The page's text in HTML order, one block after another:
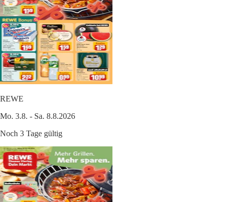
REWE
Mo. 3.8. - Sa. 8.8.2026
Noch 3 Tage gültig